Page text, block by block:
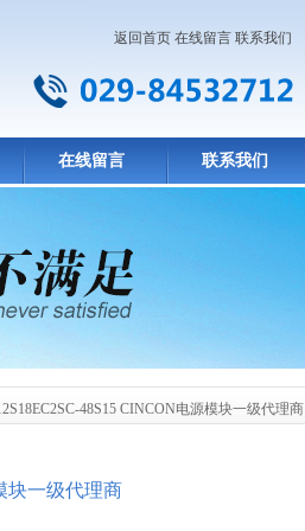
返回首页 在线留言 联系我们
在线留言 联系我们
48S15 CINCON电源模块一级代理商
块一级代理商